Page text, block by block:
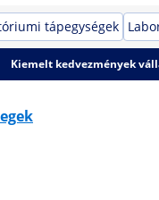
tápegységek
Kiemelt kedvezmények